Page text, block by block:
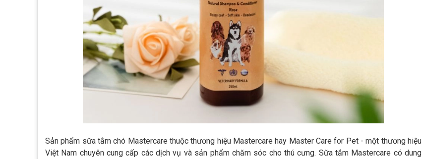
Sản phẩm sữa tắm chó Mastercare thuộc thương hiệu Mastercare hay Master Care for Pet - một thương hiệu
Việt Nam chuyên cung cấp các dịch vụ và sản phẩm chăm sóc cho thú cưng. Sữa tắm Mastercare có dung